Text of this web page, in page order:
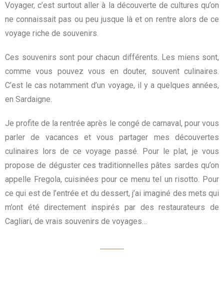
Voyager, c’est surtout aller à la découverte de cultures qu’on
ne connaissait pas ou peu jusque là et on rentre alors de ce
voyage riche de souvenirs.
Ces souvenirs sont pour chacun différents. Les miens sont,
comme vous pouvez vous en douter, souvent culinaires.
C’est le cas notamment d’un voyage, il y a quelques années,
en Sardaigne.
Je profite de la rentrée après le congé de carnaval, pour vous
parler de vacances et vous partager mes découvertes
culinaires lors de ce voyage passé. Pour le plat, je vous
propose de déguster ces traditionnelles pâtes sardes qu’on
appelle Fregola, cuisinées pour ce menu tel un risotto. Pour
ce qui est de l’entrée et du dessert, j’ai imaginé des mets qui
m’ont été directement inspirés par des restaurateurs de
Cagliari, de vrais souvenirs de voyages…